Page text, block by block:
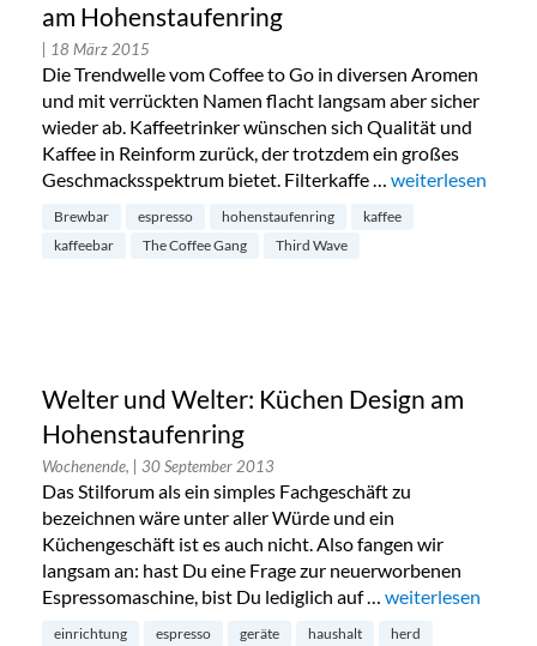
am Hohenstaufenring
| 18 März 2015
Die Trendwelle vom Coffee to Go in diversen Aromen
und mit verrückten Namen flacht langsam aber sicher
wieder ab. Kaffeetrinker wünschen sich Qualität und
Kaffee in Reinform zurück, der trotzdem ein großes
Geschmacksspektrum bietet. Filterkaffe … „Feinster
weiterlesen
Brewbar espresso hohenstaufenring
kaffee
kaffeebar
The Coffee Gang Third Wave
Welter und Welter: Küchen Design am
Hohenstaufenring
Wochenende, | 30 September 2013
Das Stilforum als ein simples Fachgeschäft zu
bezeichnen wäre unter aller Würde und ein
Küchengeschäft ist es auch nicht. Also fangen wir
langsam an: hast Du eine Frage zur neuerworbenen
Espressomaschine, bist Du lediglich auf … „Welter und
weiterlesen
einrichtung espresso geräte haushalt
herd